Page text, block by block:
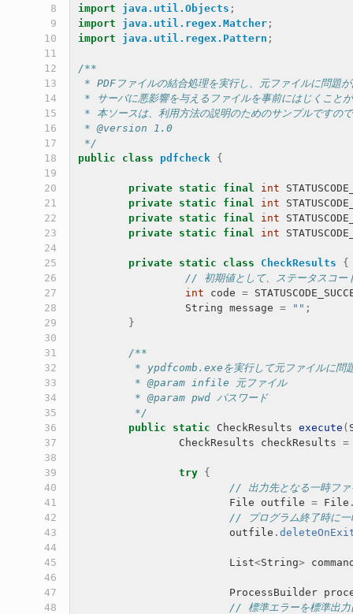
  8
  9
10
11
12
13
14
15
16
17
18
19
20
21
22
23
24
25
26
27
28
29
30
31
32
33
34
35
36
37
38
39
40
41
42
43
44
45
46
47
48
import
java.util.Objects ;
import
java.util.regex.Matcher ;
import
java.util.regex.Pattern ;
/**
* PDFファイルの結合処理を実行し、元ファイルに問題
* サーバに悪影響を与えるファイルを事前にはじくこと
* 本ソースは、利用方法の説明のためのサンプルですの
* @version 1.0
*/
public
class pdfcheck {
private static final int
private static final int
private static final int
private static final int
private static class CheckResults
{
// 初期値として、ステータスコー
int
code =
String message = "" ;
}
/**
* ypdfcomb.exeを実行して元ファイルに問
	 * @param infile 元ファイル
	 * @param pwd パスワード
	 */
public
static CheckResults execute (
CheckResults
checkResults =
try {
// 出力先となる一時ファ
File
outfile = File
// プログラム終了時に一
outfile .
List<String>
ProcessBuilder
// 標準エラーを標準出力